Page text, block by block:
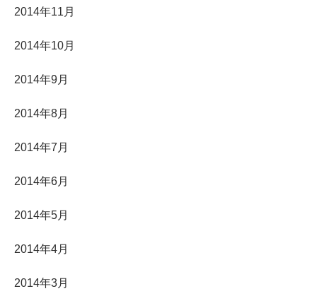
2014年11月
2014年10月
2014年9月
2014年8月
2014年7月
2014年6月
2014年5月
2014年4月
2014年3月